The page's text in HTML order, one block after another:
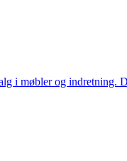
i møbler og indretning.